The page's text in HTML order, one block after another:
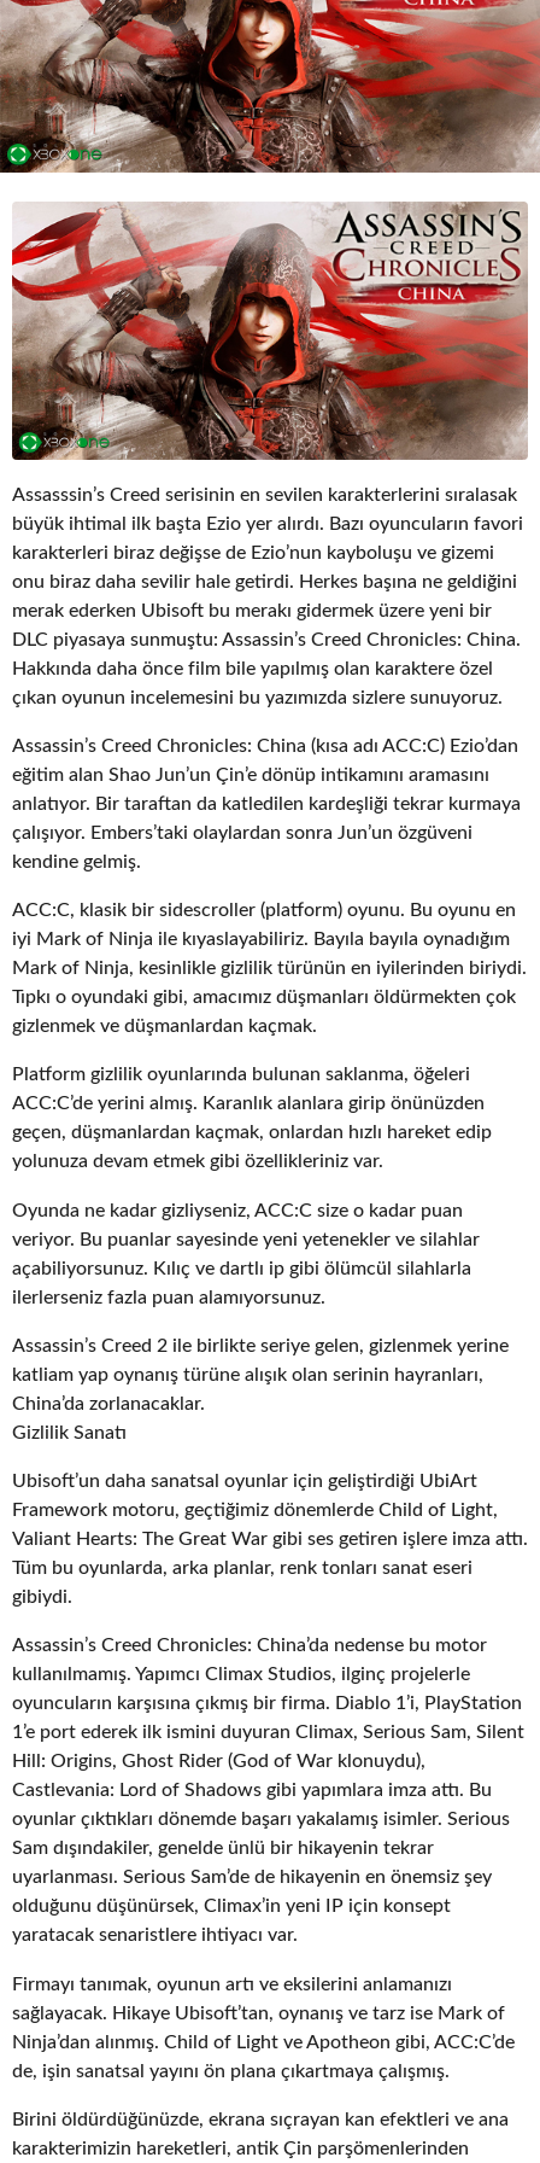
o
Assasssin’s Creed serisinin en sevilen karakterlerini sıralasak
büyük ihtimal ilk başta Ezio yer alırdı. Bazı oyuncuların favori
karakterleri biraz değişse de Ezio’nun kayboluşu ve gizemi
onu biraz daha sevilir hale getirdi. Herkes başına ne geldiğini
merak ederken Ubisoft bu merakı gidermek üzere yeni bir
DLC piyasaya sunmuştu: Assassin’s Creed Chronicles: China.
Hakkında daha önce film bile yapılmış olan karaktere özel
çıkan oyunun incelemesini bu yazımızda sizlere sunuyoruz.
Assassin’s Creed Chronicles: China (kısa adı ACC:C) Ezio’dan
eğitim alan Shao Jun’un Çin’e dönüp intikamını aramasını
anlatıyor. Bir taraftan da katledilen kardeşliği tekrar kurmaya
çalışıyor. Embers’taki olaylardan sonra Jun’un özgüveni
kendine gelmiş.
ACC:C, klasik bir sidescroller (platform) oyunu. Bu oyunu en
iyi Mark of Ninja ile kıyaslayabiliriz. Bayıla bayıla oynadığım
Mark of Ninja, kesinlikle gizlilik türünün en iyilerinden biriydi.
Tıpkı o oyundaki gibi, amacımız düşmanları öldürmekten çok
gizlenmek ve düşmanlardan kaçmak.
Platform gizlilik oyunlarında bulunan saklanma, öğeleri
ACC:C’de yerini almış. Karanlık alanlara girip önünüzden
geçen, düşmanlardan kaçmak, onlardan hızlı hareket edip
yolunuza devam etmek gibi özellikleriniz var.
Oyunda ne kadar gizliyseniz, ACC:C size o kadar puan
veriyor. Bu puanlar sayesinde yeni yetenekler ve silahlar
açabiliyorsunuz. Kılıç ve dartlı ip gibi ölümcül silahlarla
ilerlerseniz fazla puan alamıyorsunuz.
Assassin’s Creed 2 ile birlikte seriye gelen, gizlenmek yerine
katliam yap oynanış türüne alışık olan serinin hayranları,
China’da zorlanacaklar.
Gizlilik Sanatı
Ubisoft’un daha sanatsal oyunlar için geliştirdiği UbiArt
Framework motoru, geçtiğimiz dönemlerde Child of Light,
Valiant Hearts: The Great War gibi ses getiren işlere imza attı.
Tüm bu oyunlarda, arka planlar, renk tonları sanat eseri
gibiydi.
Assassin’s Creed Chronicles: China’da nedense bu motor
kullanılmamış. Yapımcı Climax Studios, ilginç projelerle
oyuncuların karşısına çıkmış bir firma. Diablo 1’i, PlayStation
1’e port ederek ilk ismini duyuran Climax, Serious Sam, Silent
Hill: Origins, Ghost Rider (God of War klonuydu),
Castlevania: Lord of Shadows gibi yapımlara imza attı. Bu
oyunlar çıktıkları dönemde başarı yakalamış isimler. Serious
Sam dışındakiler, genelde ünlü bir hikayenin tekrar
uyarlanması. Serious Sam’de de hikayenin en önemsiz şey
olduğunu düşünürsek, Climax’in yeni IP için konsept
yaratacak senaristlere ihtiyacı var.
Firmayı tanımak, oyunun artı ve eksilerini anlamanızı
sağlayacak. Hikaye Ubisoft’tan, oynanış ve tarz ise Mark of
Ninja’dan alınmış. Child of Light ve Apotheon gibi, ACC:C’de
de, işin sanatsal yayını ön plana çıkartmaya çalışmış.
Birini öldürdüğünüzde, ekrana sıçrayan kan efektleri ve ana
karakterimizin hareketleri, antik Çin parşömenlerinden